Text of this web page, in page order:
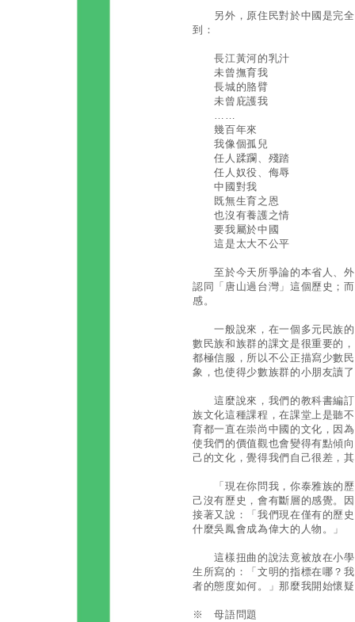
另外，原住民對於中國是完全
到：
長江黃河的乳汁
未曾撫育我
長城的胳臂
未曾庇護我
……
幾百年來
我像個孤兒
任人蹂躝、殘踏
任人奴役、侮辱
中國對我
既無生育之恩
也沒有養護之情
要我屬於中國
這是太大不公平
至於今天所爭論的本省人、外
認同「唐山過台灣」這個歷史；
感。
一般說來，在一個多元民族的
數民族和族群的課文是很重要的
都極信服，所以不公正描寫少數
象，也使得少數族群的小朋友讀
這麼說來，我們的教科書編訂
族文化這種課程，在課堂上是聽
育都一直在崇尚中國的文化，因
使我們的價值觀也會變得有點傾
己的文化，覺得我們自己很差，
「現在你問我，你泰雅族的歷
己沒有歷史，會有斷層的感覺。
接著又說：「我們現在僅有的歷
什麼吳鳳會成為偉大的人物。」
這樣扭曲的說法竟被放在小學
生所寫的：「文明的指標在哪？
者的態度如何。」那麼我開始懷
※ 母語問題